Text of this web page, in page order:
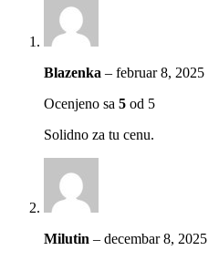
Blazenka – februar 8, 2025
Ocenjeno sa 5 od 5
Solidno za tu cenu.
Milutin – decembar 8, 2025